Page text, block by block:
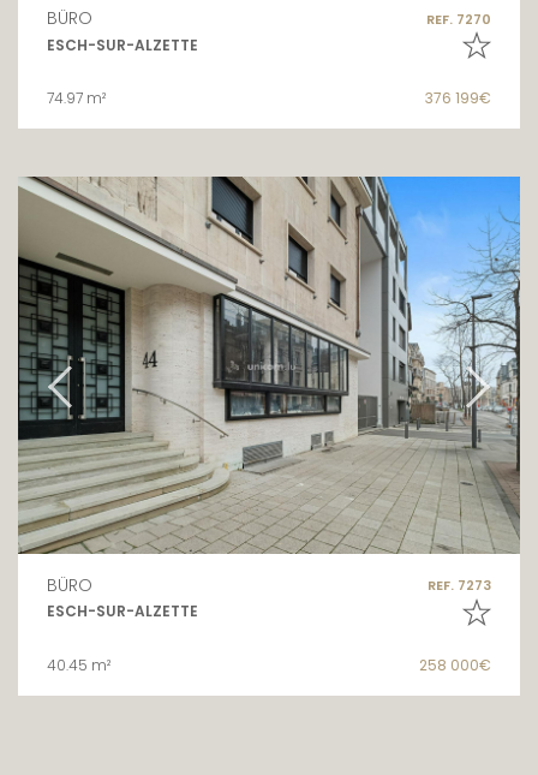
BÜRO REF. 7270
ESCH-SUR-ALZETTE
74.97 m² 376 199€
BÜRO REF. 7273
ESCH-SUR-ALZETTE
40.45 m² 258 000€